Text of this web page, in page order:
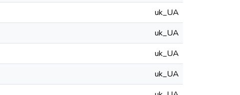
uk_UA
uk_UA
uk_UA
uk_UA